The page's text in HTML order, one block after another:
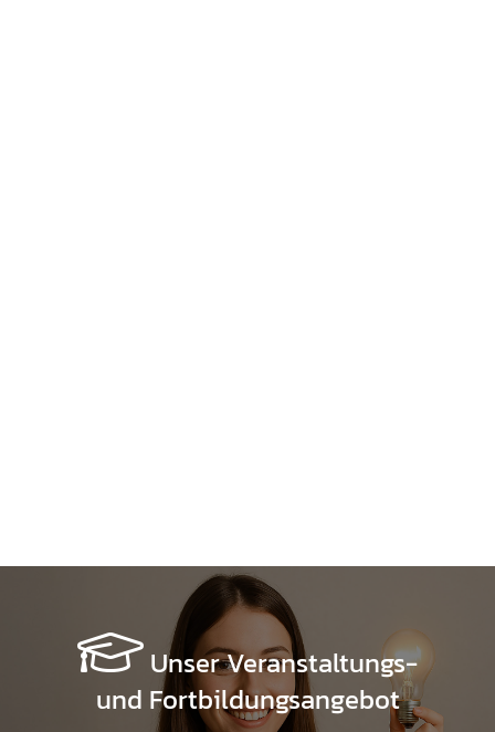
Unser Veranstaltungs-
und Fortbildungsangebot